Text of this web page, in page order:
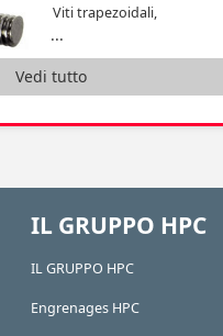
Viti trapezoidali,
...
Vedi tutto
IL GRUPPO HPC
IL GRUPPO HPC
Engrenages HPC